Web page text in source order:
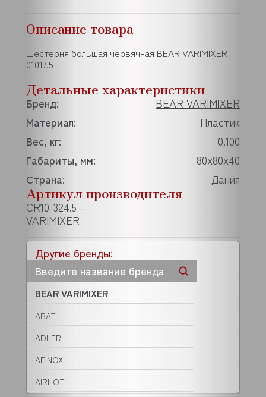
Другие бренды:
BEAR VARIMIXER
ABAT
ADLER
AFINOX
AIRHOT
Описание товара
Шестерня большая червячная BEAR VARIMIXER
01017.5
Детальные характеристики
Бренд:
BEAR VARIMIXER
Материал:
Пластик
Вес, кг:
0.100
Габариты, мм:
80x80x40
Страна:
Дания
Артикул производителя
CR10-324.5 -
VARIMIXER